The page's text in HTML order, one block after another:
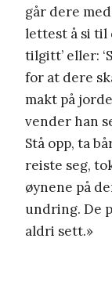
går dere
lettest å si til
tilgitt’ eller:
for at dere
makt på
vender han
Stå opp, ta
reiste seg,
øynene på
undring. De
aldri sett.»